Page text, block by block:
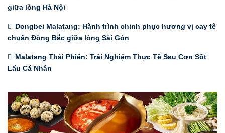
giữa lòng Hà Nội
Dongbei Malatang: Hành trình chinh phục hương vị cay tê
chuẩn Đông Bắc giữa lòng Sài Gòn
Malatang Thái Phiên: Trải Nghiệm Thực Tế Sau Cơn Sốt
Lẩu Cá Nhân